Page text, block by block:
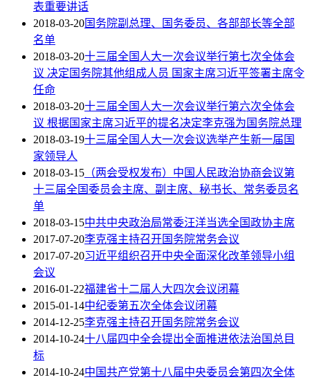
表重要讲话
2018-03-20国务院副总理、国务委员、各部部长等全部
名单
2018-03-20十三届全国人大一次会议举行第七次全体会
议 决定国务院其他组成人员 国家主席习近平签署主席令
任命
2018-03-20十三届全国人大一次会议举行第六次全体会
议 根据国家主席习近平的提名决定李克强为国务院总理
2018-03-19十三届全国人大一次会议选举产生新一届国
家领导人
2018-03-15 （两会受权发布）中国人民政治协商会议第
十三届全国委员会主席、副主席、秘书长、常务委员名
单
2018-03-15中共中央政治局常委汪洋当选全国政协主席
2017-07-20李克强主持召开国务院常务会议
2017-07-20习近平组织召开中央全面深化改革领导小组
会议
2016-01-22福建省十二届人大四次会议闭幕
2015-01-14中纪委第五次全体会议闭幕
2014-12-25李克强主持召开国务院常务会议
2014-10-24十八届四中全会提出全面推进依法治国总目
标
2014-10-24中国共产党第十八届中央委员会第四次全体